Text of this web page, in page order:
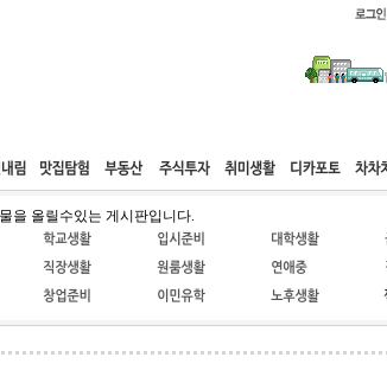
공동구매 고객센터
을 올릴수있는 게시판입니다.